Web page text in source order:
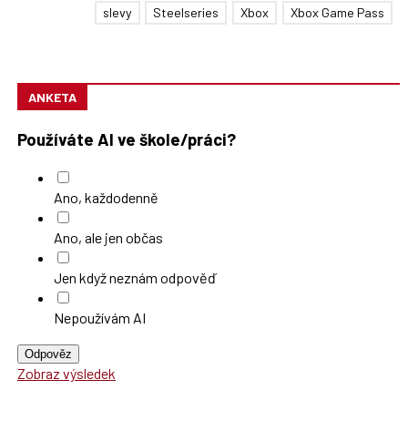
slevy
Steelseries Xbox Xbox Game Pass
ANKETA
Používáte AI ve škole/práci?
Ano, každodenně
Ano, ale jen občas
Jen když neznám odpověď
Nepoužívám AI
Odpověz
Zobraz výsledek